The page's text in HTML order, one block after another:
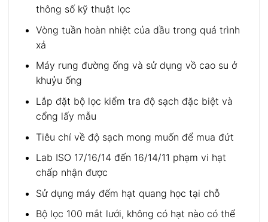
thông số kỹ thuật lọc
Vòng tuần hoàn nhiệt của dầu trong quá trình
xả
Máy rung đường ống và sử dụng vồ cao su ở
khuỷu ống
Lắp đặt bộ lọc kiểm tra độ sạch đặc biệt và
cổng lấy mẫu
Tiêu chí về độ sạch mong muốn để mua đứt
Lab ISO 17/16/14 đến 16/14/11 phạm vi hạt
chấp nhận được
Sử dụng máy đếm hạt quang học tại chỗ
Bộ lọc 100 mắt lưới, không có hạt nào có thể